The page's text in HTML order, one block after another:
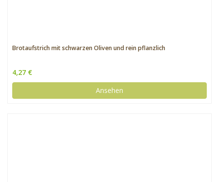
Brotaufstrich mit schwarzen Oliven und rein pflanzlich
4,27 €
Ansehen